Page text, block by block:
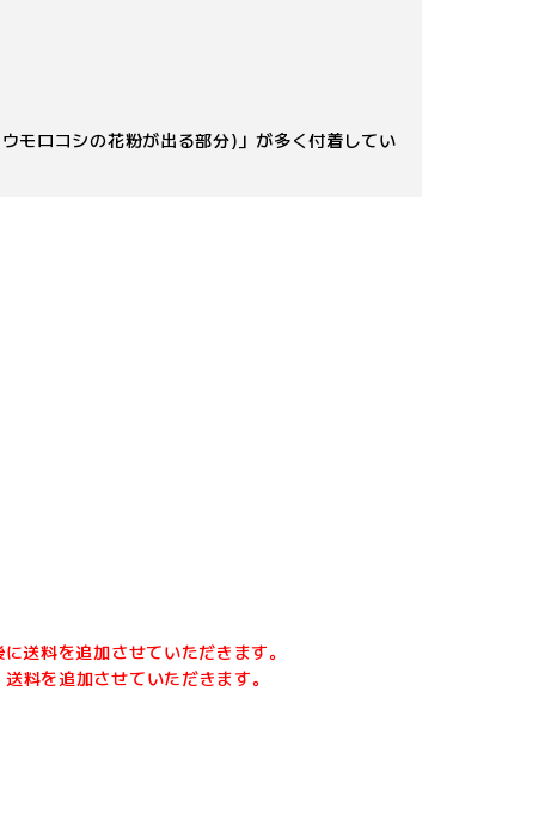
モロコシの花粉が出る部分)」が多く付着してい
送料を追加させていただきます。
料を追加させていただきます。